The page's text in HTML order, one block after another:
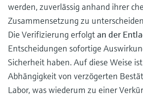
werden, zuverlässig anhand ihrer
Zusammensetzung zu
Die Verifizierung erfolgtan der
Entscheidungen sofortige
Sicherheit haben. Auf diese Weise
Abhängigkeit von verzögerten
Labor, was wiederum zu einer